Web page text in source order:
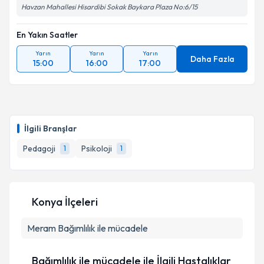
İlgili Branşlar
Pedagoji
1 Psikoloji 1
Havzan Mahallesi Hisardibi Sokak Baykara Plaza No:6/15
En Yakın Saatler
Yarın
15:00
Yarın
16:00
Yarın
17:00 Daha Fazla
Konya İlçeleri
Meram Bağımlılık ile mücadele
Bağımlılık ile mücadele ile İlgili Hastalıklar